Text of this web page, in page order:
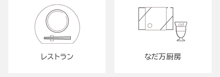
レストラン なだ万厨房